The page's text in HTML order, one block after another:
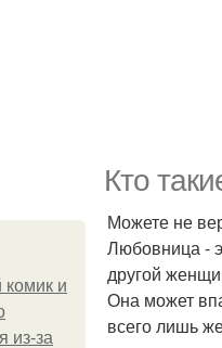
Кто
комик и
из-за
Можете не
Любовница -
другой
Она может
всего лишь